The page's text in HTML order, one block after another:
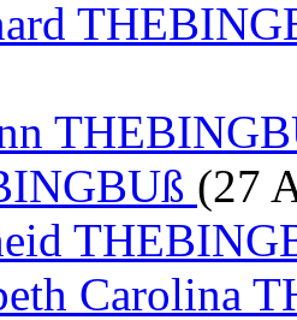
(27
Carolina